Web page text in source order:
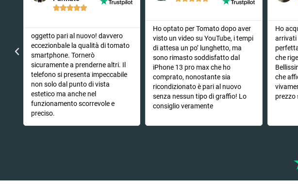

oggetto pari al nuovo! davvero
eccezionbale la qualità di tomato
smartphone. Tornerò
sicuramente a prenderne altri. Il
telefono si presenta impeccabile
non solo dal punto di vista
estetico ma anche nel
funzionamento scorrevole e
preciso.
Ho optato per Tomato dopo aver
visto un video su YouTube, i tempi
di attesa un po’ lunghetto, ma
sono rimasto soddisfatto dal
iPhone 13 pro max che ho
comprato, nonostante sia
ricondizionato è pari al nuovo
senza nessun tipo di graffio! Lo
consiglio veramente
Ho
arrivati
che
che
prezzo